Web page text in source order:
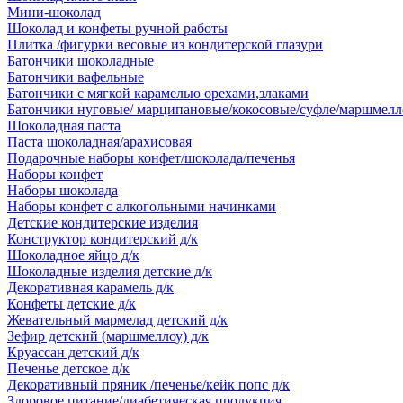
Мини-шоколад
Шоколад и конфеты ручной работы
Плитка /фигурки весовые из кондитерской глазури
Батончики шоколадные
Батончики вафельные
Батончики с мягкой карамелью орехами,злаками
Батончики нуговые/ марципановые/кокосовые/суфле/
Шоколадная паста
Паста шоколадная/арахисовая
Подарочные наборы конфет/шоколада/печенья
Наборы конфет
Наборы шоколада
Наборы конфет с алкогольными начинками
Детские кондитерские изделия
Конструктор кондитерский д/к
Шоколадное яйцо д/к
Шоколадные изделия детские д/к
Декоративная карамель д/к
Конфеты детские д/к
Жевательный мармелад детский д/к
Зефир детский (маршмеллоу) д/к
Круассан детский д/к
Печенье детское д/к
Декоративный пряник /печенье/кейк попс д/к